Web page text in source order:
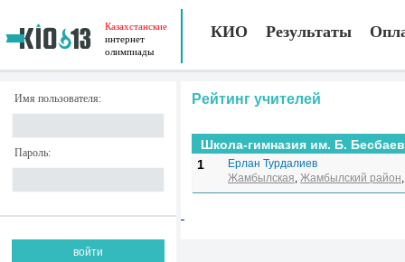
Казахстанские
интернет
олимпиады
КИО Результаты
Имя пользователя:
Пароль:
Рейтинг учителей
Школа-гимназия им. Б.
1
Ерлан Турдалиев
Жамбылская, Жамбылский район